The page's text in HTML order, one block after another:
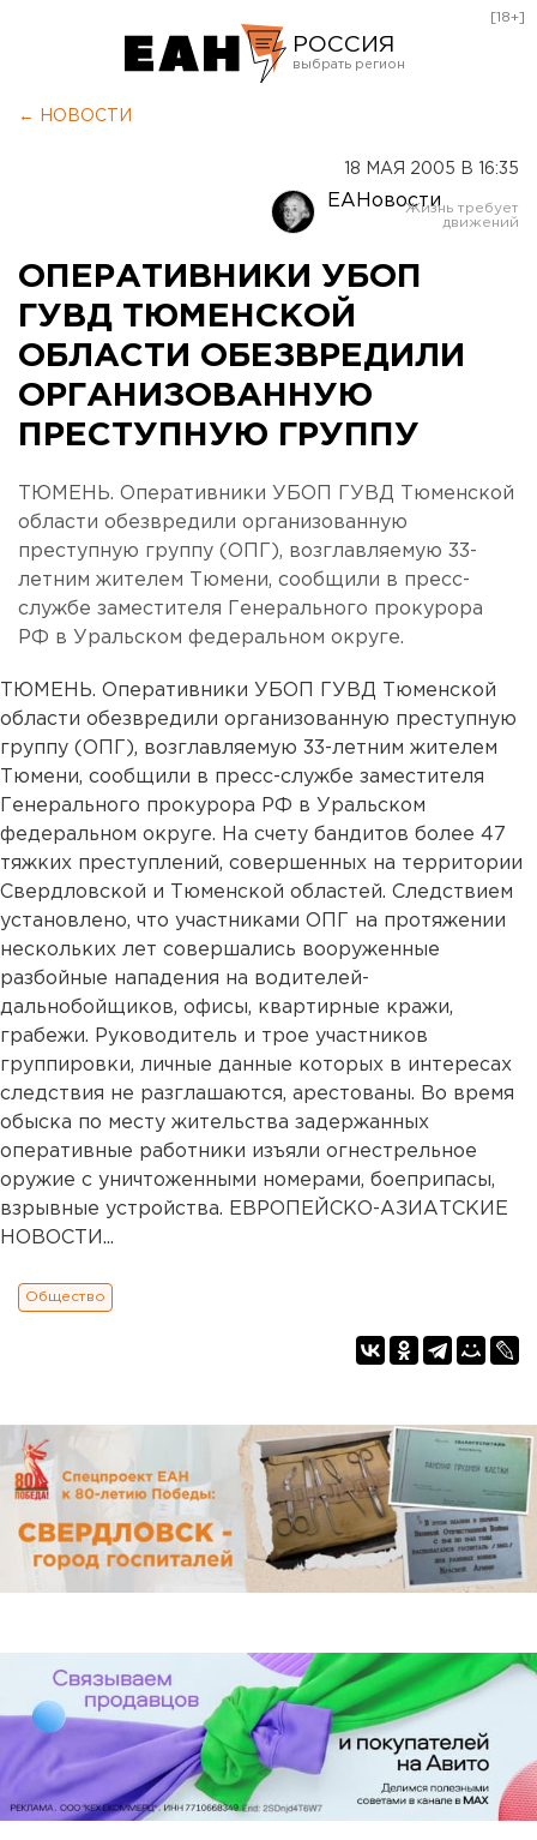
РОССИЯ
Оренбург
[18+]
← НОВОСТИ
18 МАЯ 2005 В 16:35
ЕАНовости
ОПЕРАТИВНИКИ УБОП
ГУВД ТЮМЕНСКОЙ
ОБЛАСТИ ОБЕЗВРЕДИЛИ
ОРГАНИЗОВАННУЮ
ПРЕСТУПНУЮ ГРУППУ
ТЮМЕНЬ. Оперативники УБОП ГУВД Тюменской
области обезвредили организованную
преступную группу (ОПГ), возглавляемую 33-
летним жителем Тюмени, сообщили в пресс-
службе заместителя Генерального прокурора
РФ в Уральском федеральном округе.
ТЮМЕНЬ. Оперативники УБОП ГУВД Тюменской
области обезвредили организованную преступную
группу (ОПГ), возглавляемую 33-летним жителем
Тюмени, сообщили в пресс-службе заместителя
Генерального прокурора РФ в Уральском
федеральном округе. На счету бандитов более 47
тяжких преступлений, совершенных на территории
Свердловской и Тюменской областей. Следствием
установлено, что участниками ОПГ на протяжении
нескольких лет совершались вооруженные
разбойные нападения на водителей-
дальнобойщиков, офисы, квартирные кражи,
грабежи. Руководитель и трое участников
группировки, личные данные которых в интересах
следствия не разглашаются, арестованы. Во время
обыска по месту жительства задержанных
оперативные работники изъяли огнестрельное
оружие с уничтоженными номерами, боеприпасы,
взрывные устройства. ЕВРОПЕЙСКО-АЗИАТСКИЕ
НОВОСТИ...
Общество